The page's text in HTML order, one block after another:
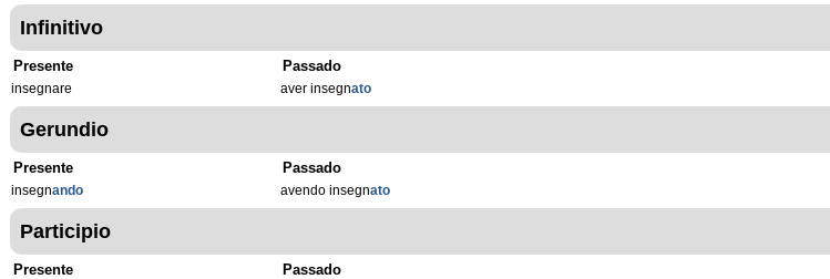
Infinitivo
Presente
insegnare
Passado
aver insegnato
Gerundio
Presente
insegnando
Passado
avendo insegnato
Participio
Presente Passado